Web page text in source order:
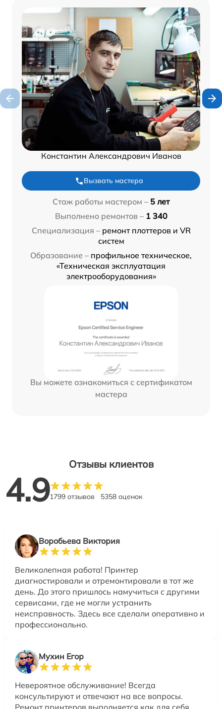
Константин Александрович Иванов
Вызвать мастера
Стаж работы мастером – 5 лет
Выполнено ремонтов – 1 340
Специализация – ремонт плоттеров и VR
систем
Образование – профильное техническое,
«Техническая эксплуатация
электрооборудования»
Вы можете ознакомиться с сертификатом
мастера
Отзывы клиентов
4.91799 отзывов 5358 оценок
Воробьева Виктория
Великолепная работа! Принтер
диагностировали и отремонтировали в тот же
день. До этого пришлось намучиться с другими
сервисами, где не могли устранить
неисправность. Здесь все сделали оперативно и
профессионально.
Мухин Егор
Невероятное обслуживание! Всегда
консультируют и отвечают на все вопросы.